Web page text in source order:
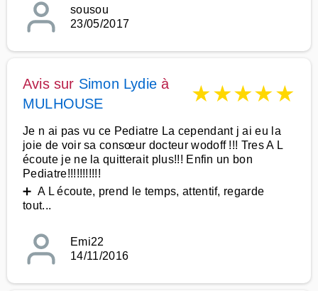
sousou
23/05/2017
Avis sur Simon Lydie à
MULHOUSE
★★★★★
Je n ai pas vu ce Pediatre La cependant j ai eu la
joie de voir sa consœur docteur wodoff !!! Tres A L
écoute je ne la quitterait plus!!! Enfin un bon
Pediatre!!!!!!!!!!!
➕ A L écoute, prend le temps, attentif, regarde
tout...
Emi22
14/11/2016